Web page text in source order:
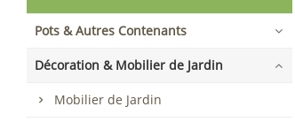
Pots & Autres Contenants
Décoration & Mobilier de Jardin
Mobilier de Jardin